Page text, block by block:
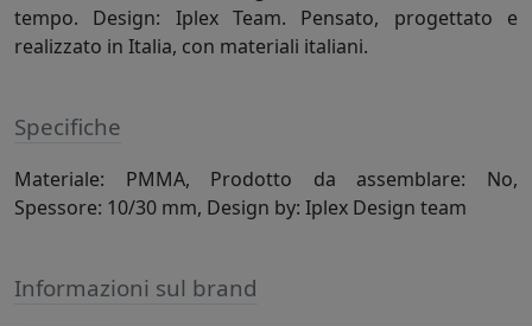
tempo. Design: Iplex Team. Pensato, progettato e
realizzato in Italia, con materiali italiani.
Specifiche
Materiale: PMMA, Prodotto da assemblare: No,
Spessore: 10/30 mm, Design by: Iplex Design team
Informazioni sul brand